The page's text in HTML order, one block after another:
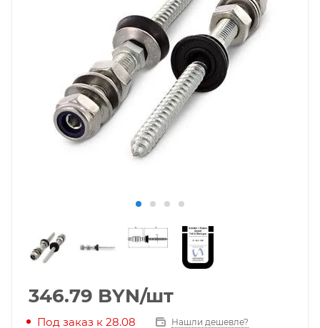
346.79 BYN/шт
Под заказ к 28.08 Нашли дешевле?